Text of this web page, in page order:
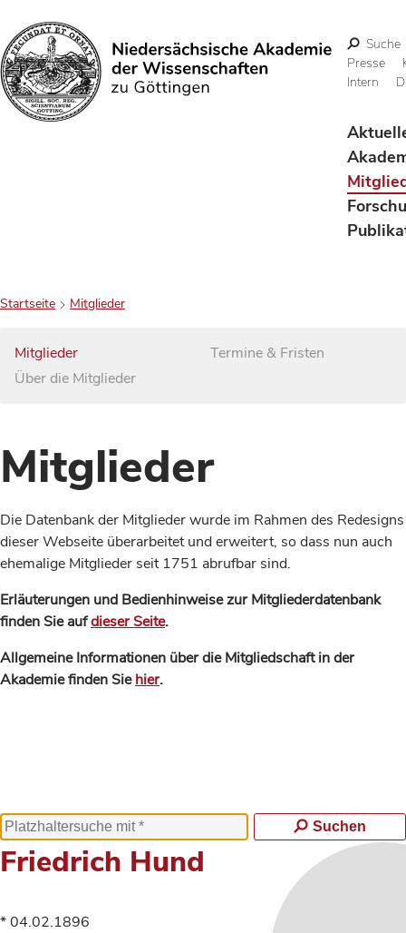
Suchen
Suche
Presse
Intern
Startseite Mitglieder
Mitglieder
Über die Mitglieder
Termine & Fristen
Mitglieder
Die Datenbank der Mitglieder wurde im Rahmen des Redesigns
dieser Webseite überarbeitet und erweitert, so dass nun auch
ehemalige Mitglieder seit 1751 abrufbar sind.
Erläuterungen und Bedienhinweise zur Mitgliederdatenbank
finden Sie aufdieser Seite.
Allgemeine Informationen über die Mitgliedschaft in der
Akademie finden Siehier.
Suchen
Friedrich Hund
* 04.02.1896